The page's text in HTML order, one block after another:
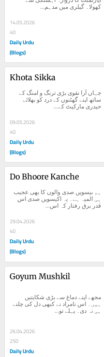
کھولا۔ گیلری میں مدہم...
14.05.2026
40
Daily Urdu
(Blogs)
Khota Sikka
حیدری مارکیٹ کے...
09.05.2026
40
Daily Urdu
(Blogs)
Do Bhoore Kanche
ہی المیہ ہے۔ یہ اکیسویں صدی اس
قدر برق رفتار کہ اس...
29.04.2026
40
Daily Urdu
(Blogs)
Goyum Mushkil
ہی نہ دی۔ پہلے تو...
26.04.2026
250
Daily Urdu